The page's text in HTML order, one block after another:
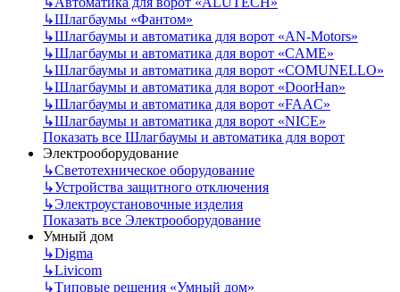
↳Шлагбаумы «Фантом»
↳Шлагбаумы и автоматика для ворот «AN-Motors»
↳Шлагбаумы и автоматика для ворот «CAME»
↳Шлагбаумы и автоматика для ворот «COMUNELLO»
↳Шлагбаумы и автоматика для ворот «DoorHan»
↳Шлагбаумы и автоматика для ворот «FAAC»
↳Шлагбаумы и автоматика для ворот «NICE»
Показать все Шлагбаумы и автоматика для ворот
Электрооборудование
↳Светотехническое оборудование
↳Устройства защитного отключения
↳Электроустановочные изделия
Показать все Электрооборудование
Умный дом
↳Digma
↳Livicom
↳Типовые решения «Умный дом»